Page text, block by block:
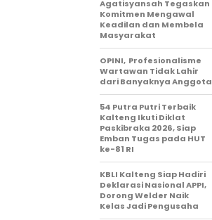
Agatisyansah Tegaskan
Komitmen Mengawal
Keadilan dan Membela
Masyarakat
OPINI, Profesionalisme
Wartawan Tidak Lahir
dari Banyaknya Anggota
54 Putra Putri Terbaik
Kalteng Ikuti Diklat
Paskibraka 2026, Siap
Emban Tugas pada HUT
ke-81 RI
KBLI Kalteng Siap Hadiri
Deklarasi Nasional APPI,
Dorong Welder Naik
Kelas Jadi Pengusaha